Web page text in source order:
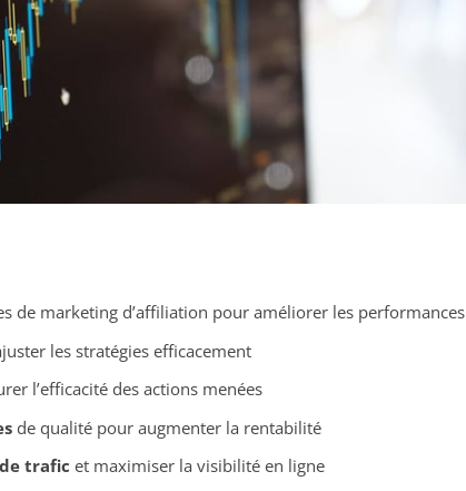
de marketing d’affiliation pour améliorer les performances
les stratégies efficacement
l’efficacité des actions menées
de qualité pour augmenter la rentabilité
trafic et maximiser la visibilité en ligne